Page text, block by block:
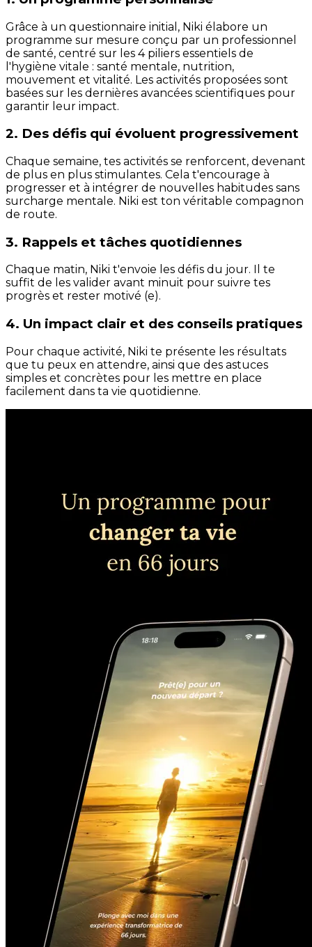
Grâce à un questionnaire initial, Niki élabore un
programme sur mesure conçu par un professionnel
de santé, centré sur les 4 piliers essentiels de
l'hygiène vitale : santé mentale, nutrition,
mouvement et vitalité. Les activités proposées sont
basées sur les dernières avancées scientifiques pour
garantir leur impact.
2. Des défis qui évoluent progressivement
Chaque semaine, tes activités se renforcent, devenant
de plus en plus stimulantes. Cela t'encourage à
progresser et à intégrer de nouvelles habitudes sans
surcharge mentale. Niki est ton véritable compagnon
de route.
3. Rappels et tâches quotidiennes
Chaque matin, Niki t'envoie les défis du jour. Il te
suffit de les valider avant minuit pour suivre tes
progrès et rester motivé (e).
4. Un impact clair et des conseils pratiques
Pour chaque activité, Niki te présente les résultats
que tu peux en attendre, ainsi que des astuces
simples et concrètes pour les mettre en place
facilement dans ta vie quotidienne.